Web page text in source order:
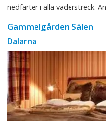
nedfarter i alla väderstreck.
Gammelgården Sälen
Dalarna